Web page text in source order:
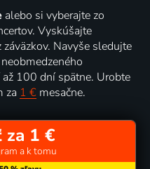
alebo si vyberajte zo
Vyskúšajte
Navyše sledujte
až 100 dní spätne. Urobte
za 1 € mesačne.
za 1 €
a k tomu